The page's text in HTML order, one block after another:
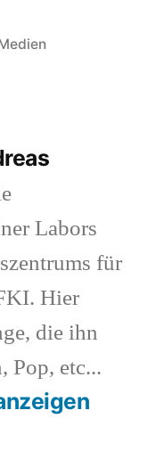
Labors
für
Hier
die ihn
Pop, etc...